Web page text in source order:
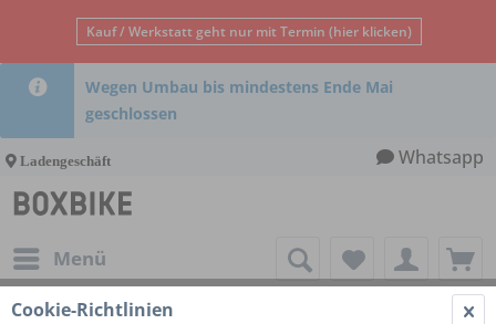
Kauf / Werkstatt geht nur mit Termin (hier klicken)
Wegen Umbau bis mindestens Ende Mai
geschlossen
Ladengeschäft Whatsapp
Menü
Cookie-Richtlinien